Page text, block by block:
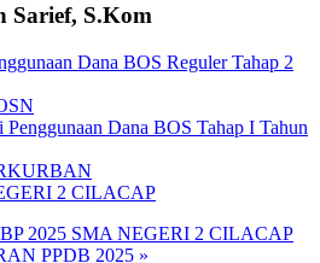
Sarief, S.Kom
Dana BOS Reguler Tahap 2
Penggunaan Dana BOS Tahap I Tahun
2 CILACAP
2025 SMA NEGERI 2 CILACAP
PPDB 2025 »